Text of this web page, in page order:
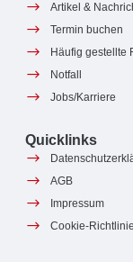
Artikel &
Termin buchen
Häufig gestellte
Notfall
Jobs/Karriere
Quicklinks
AGB
Impressum
Cookie-Richtlinie